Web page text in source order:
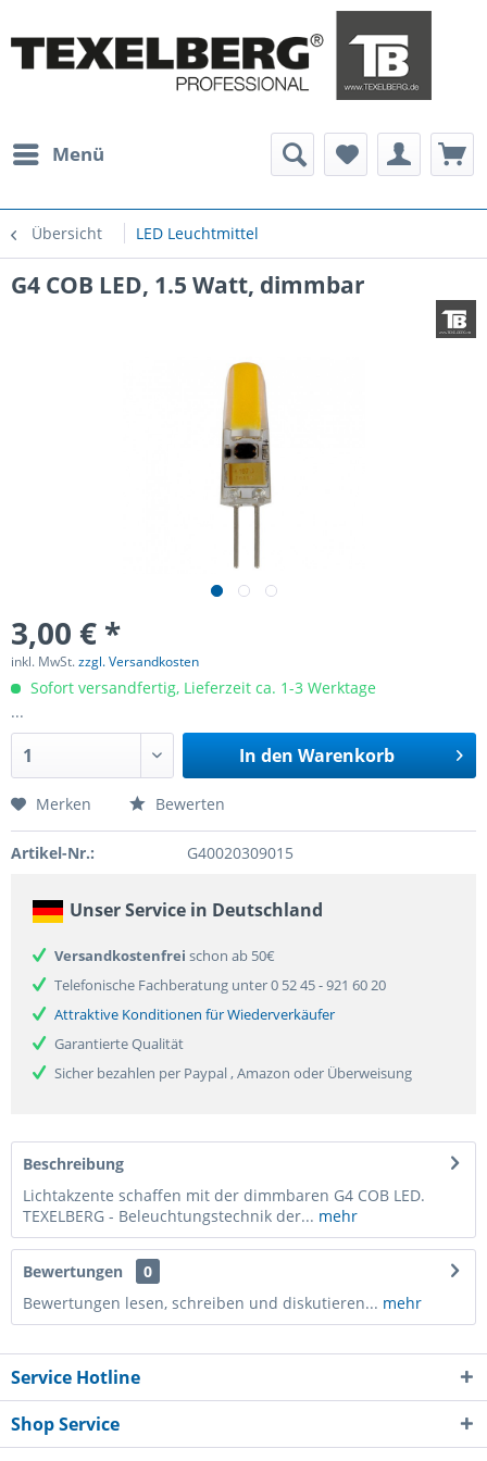
Menü
Übersicht LED Leuchtmittel
G4 COB LED, 1.5 Watt, dimmbar
3,00 € *
inkl. MwSt.zzgl. Versandkosten
Sofort versandfertig, Lieferzeit ca. 1-3 Werktage
...
In den Warenkorb
Merken Bewerten
Artikel-Nr.: G40020309015
Unser Service in Deutschland
Versandkostenfrei schon ab 50€
Telefonische Fachberatung unter 0 52 45 - 921 60 20
Attraktive Konditionen für Wiederverkäufer
Garantierte Qualität
Sicher bezahlen per Paypal , Amazon oder Überweisung
Beschreibung
Lichtakzente schaffen mit der dimmbaren G4 COB LED.
TEXELBERG - Beleuchtungstechnik der... mehr
Bewertungen
0
Bewertungen lesen, schreiben und diskutieren... mehr
Service Hotline
Shop Service